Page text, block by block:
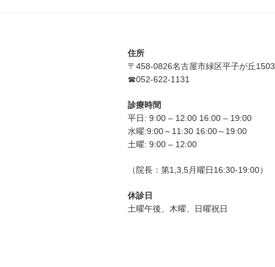
住所
〒458-0826名古屋市緑区平子が丘1503
☎052-622-1131
診療時間
平日: 9:00 – 12:00 16:00 – 19:00
水曜:9:00～11:30 16:00～19:00
土曜: 9:00 – 12:00
（院長：第1,3,5月曜日16:30-19:00）
休診日
土曜午後、木曜、日曜祝日